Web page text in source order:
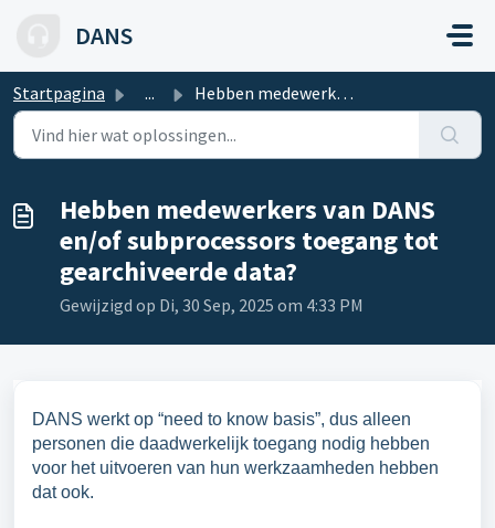
DANS
Startpagina ... Hebben medewerkers van DANS en/of subprocessors toegang t...
Hebben medewerkers van DANS
en/of subprocessors toegang tot
gearchiveerde data?
Gewijzigd op Di, 30 Sep, 2025 om 4:33 PM
DANS werkt op “need to know basis”, dus alleen
personen die daadwerkelijk toegang nodig hebben
voor het uitvoeren van hun werkzaamheden hebben
dat ook.